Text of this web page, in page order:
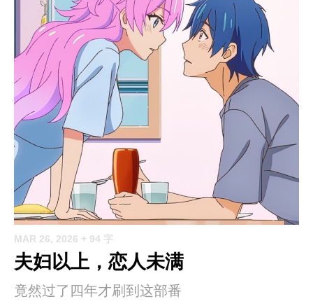
MAR 26, 2026 + 94 字
夫妇以上，恋人未满
竟然过了四年才刷到这部番